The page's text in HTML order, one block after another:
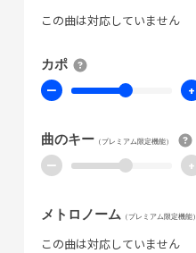
この曲は対応していません
カポ
ー +
曲のキー （プレミアム限定機能）
ー +
メトロノーム （プレミアム限定機能）
この曲は対応していません